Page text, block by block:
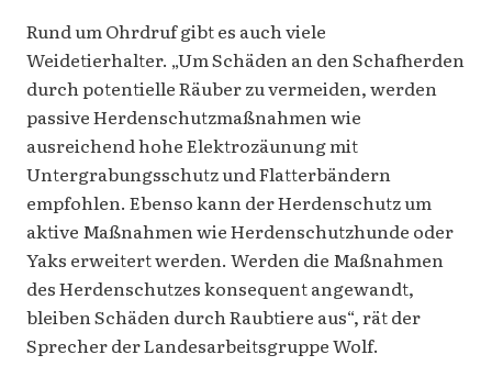
Rund um Ohrdruf gibt es auch viele
Weidetierhalter. „Um Schäden an den Schafherden
durch potentielle Räuber zu vermeiden, werden
passive Herdenschutzmaßnahmen wie
ausreichend hohe Elektrozäunung mit
Untergrabungsschutz und Flatterbändern
empfohlen. Ebenso kann der Herdenschutz um
aktive Maßnahmen wie Herdenschutzhunde oder
Yaks erweitert werden. Werden die Maßnahmen
des Herdenschutzes konsequent angewandt,
bleiben Schäden durch Raubtiere aus“, rät der
Sprecher der Landesarbeitsgruppe Wolf.